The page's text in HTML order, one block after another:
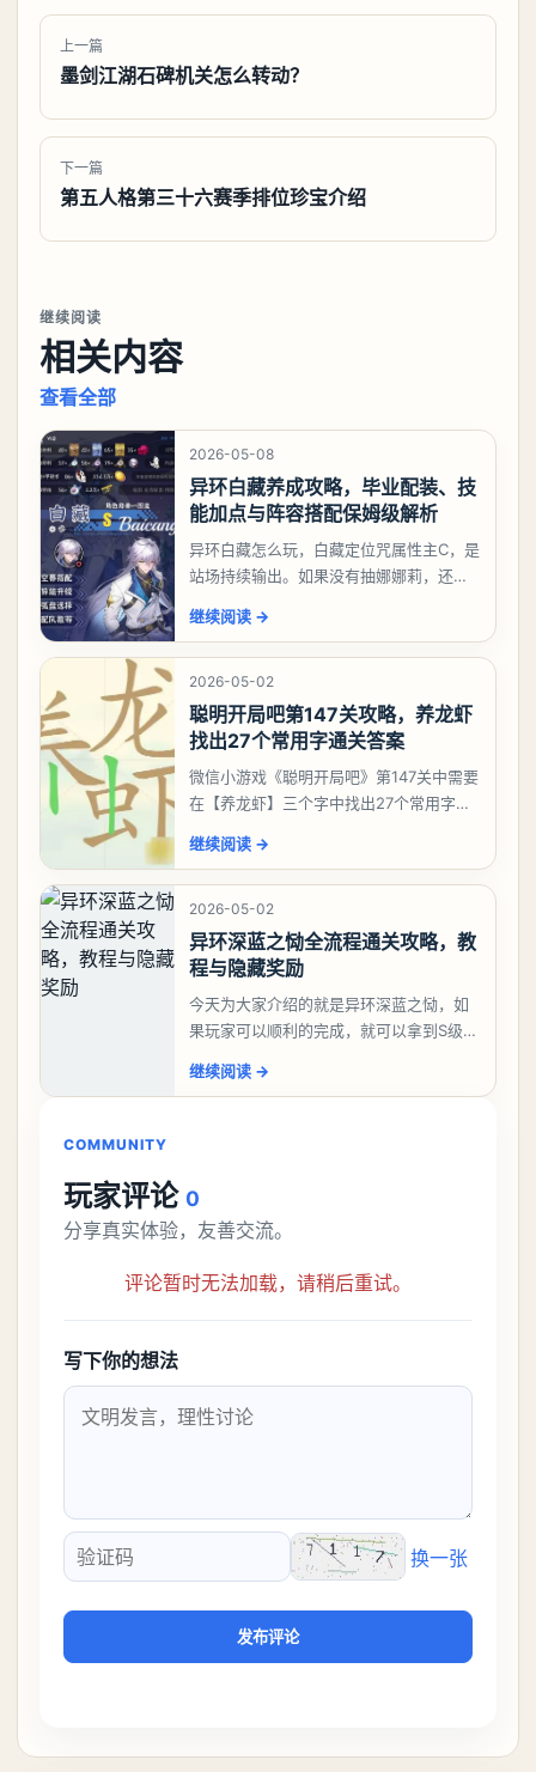
上一篇
墨剑江湖石碑机关怎么转动？
下一篇
第五人格第三十六赛季排位珍宝介绍
继续阅读
相关内容
查看全部
2026-05-08
异环白藏养成攻略，毕业配装、技
能加点与阵容搭配保姆级解析
异环白藏怎么玩，白藏定位咒属性主C，是
站场持续输出。如果没有抽娜娜莉，还没
有娜娜莉缺另外一个二队C想打深渊也可以
考虑养个白藏
继续阅读 →
2026-05-02
聪明开局吧第147关攻略，养龙虾
找出27个常用字通关答案
微信小游戏《聪明开局吧》第147关中需要
在【养龙虾】三个字中找出27个常用字，
大、夫、夰、巾、中、虫、下、虾、卜、
囗、吓、卟、
继续阅读 →
2026-05-02
异环深蓝之恸全流程通关攻略，教
程与隐藏奖励
今天为大家介绍的就是异环深蓝之恸，如
果玩家可以顺利的完成，就可以拿到S级弧
比较高的，对于那些新手玩家并不建议直
继续阅读 →
COMMUNITY
玩家评论 0
分享真实体验，友善交流。
评论暂时无法加载，请稍后重试。
写下你的想法
验证码
换一张
发布评论